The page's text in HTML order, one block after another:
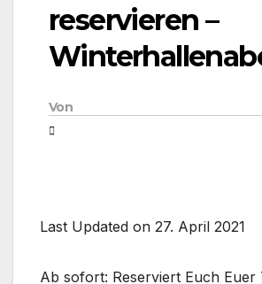
reservieren –
Von
Last Updated on 27. April 2021
Ab sofort: Reserviert Euch Euer